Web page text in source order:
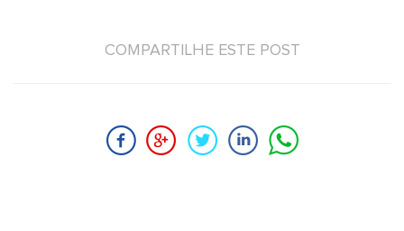
COMPARTILHE ESTE POST